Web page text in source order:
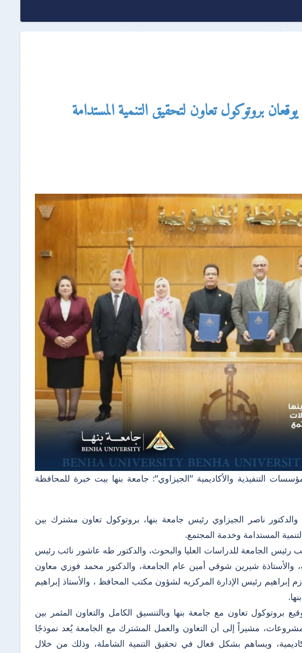
بروتوكول تعاون لتحقيق التنمية المستدامة
التنفيذية والأكاديمية "الجيزاوي": جامعة بنها بيت خبرة للمحافظة
ناصر الجيزاوي رئيس جامعة بنها، بروتوكول تعاون مشترك بين
المستدامة وخدمة المجتمع.
رئيس الجامعة للدراسات العليا والبحوث، والدكتور طه عاشور نائب رئيس
والأستاذة شيرين شوقي أمين عام الجامعة، والدكتور محمد فوزي معاون
إبراهيم رئيس الإدارة المركزيه لشؤون مكتب المحافظ ، والأستاذ إبراهيم
تعاون مع جامعة بنها وبالتنسيق الكامل والتعاون المثمر بين
مشيراً إلى أن التعاون والعمل المشترك مع الجامعة يُعد نموذجًا
ويساهم بشكل فعال في تحقيق التنمية الشاملة، وذلك من خلال